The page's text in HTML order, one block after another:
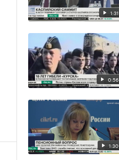
1:31
0:56
1:30